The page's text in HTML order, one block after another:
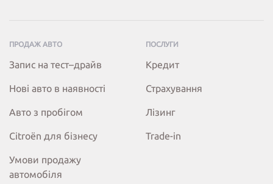
ПРОДАЖ АВТО
Запис на тест–драйв
Нові авто в наявності
Авто з пробігом
Citroёn для бізнесу
Умови продажу
автомобіля
ПОСЛУГИ
Кредит
Страхування
Лізинг
Trade-in